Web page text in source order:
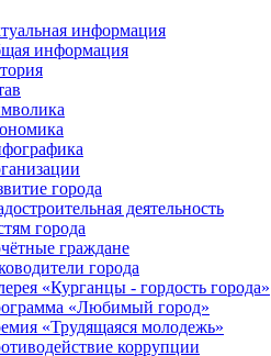
информация
информация
города
деятельность
города
граждане
города
«Курганцы - гордость города»
«Любимый город»
«Трудящаяся молодежь»
коррупции